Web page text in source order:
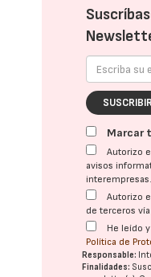
Marcar
Autorizo
avisos
Autorizo
de terceros
He leído
Política de
Responsable:
Finalidades: